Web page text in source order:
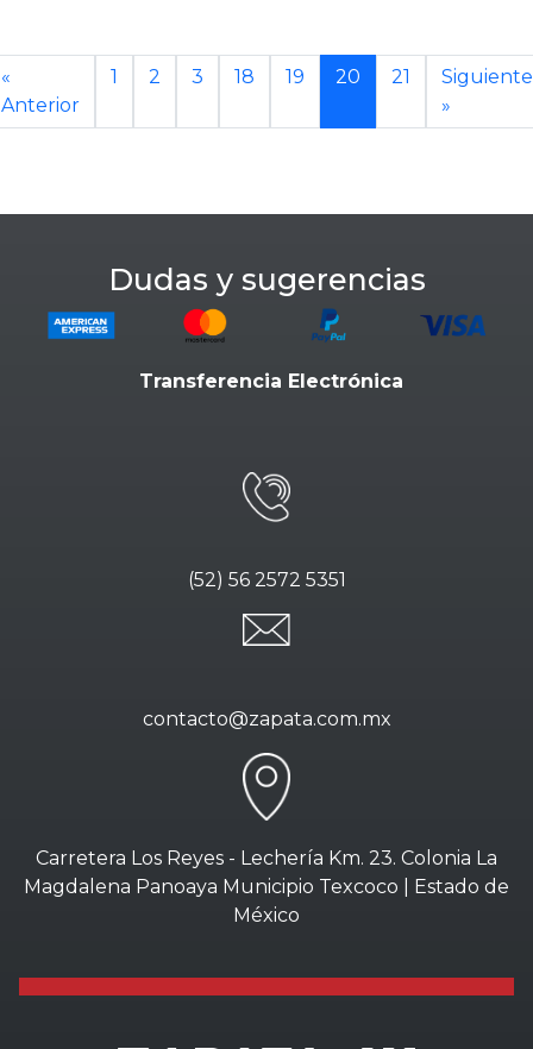
«
Anterior
1 2 3 18 19 20 21
Siguiente
»
Dudas y sugerencias
Transferencia Electrónica
(52) 56 2572 5351
contacto@zapata.com.mx
Carretera Los Reyes - Lechería Km. 23. Colonia La
Magdalena Panoaya Municipio Texcoco | Estado de
México